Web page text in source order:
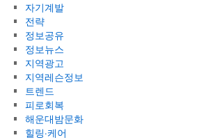
자기계발
전략
정보공유
정보뉴스
지역광고
지역레슨정보
트렌드
피로회복
해운대밤문화
힐링·케어